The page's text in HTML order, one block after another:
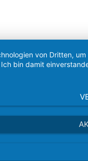
von Dritten,
bin damit